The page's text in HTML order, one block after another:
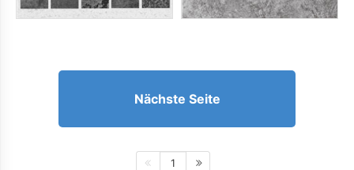
Nächste Seite
1